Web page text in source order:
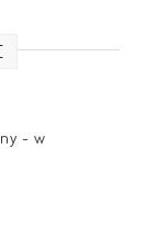
- w